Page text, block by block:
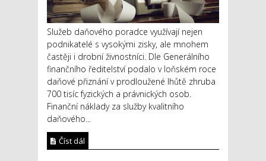
Služeb daňového poradce využívají nejen
podnikatelé s vysokými zisky, ale mnohem
častěji i drobní živnostníci. Dle Generálního
finančního ředitelství podalo v loňském roce
daňové přiznání v prodloužené lhůtě zhruba
700 tisíc fyzických a právnických osob.
Finanční náklady za služby kvalitního
daňového...
Číst dál